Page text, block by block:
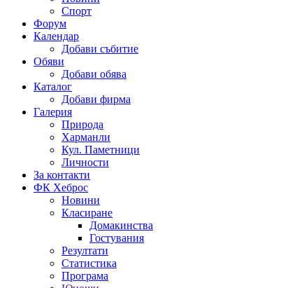
Спорт
Форум
Календар
Добави събитие
Обяви
Добави обява
Каталог
Добави фирма
Галерия
Природа
Харманли
Кул. Паметници
Личности
За контакти
ФК Хеброс
Новини
Класиране
Домакинства
Гостувания
Резултати
Статистика
Програма